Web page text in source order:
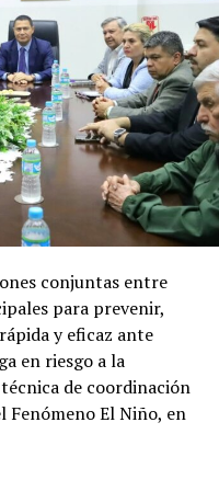
social y
royalties tienen como
contemplados en el
(PGN), ejecutadas por
(MEF) destinada a
la ejecución de obras y
de la cesión de
Nacional de
fortalecer
y
a la ANDE
conjuntas entre
para prevenir,
y eficaz ante
en riesgo a la
de coordinación
Fenómeno El Niño, en